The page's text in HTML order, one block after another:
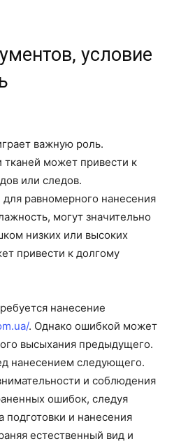
условие
важную роль.
тканей может привести к
или следов.
равномерного нанесения
могут значительно
низких или высоких
привести к долгому
нанесение
. Однако ошибкой может
высыхания предыдущего.
нанесением следующего.
и соблюдения
ошибок, следуя
и нанесения
естественный вид и